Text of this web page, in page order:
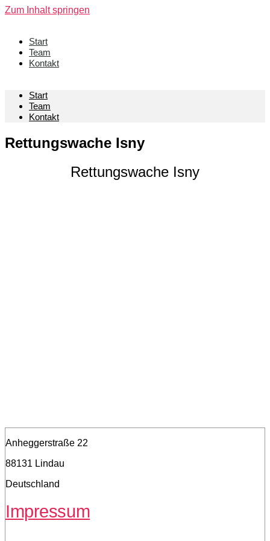
Zum Inhalt springen
Start
Team
Kontakt
Start
Team
Kontakt
Rettungswache Isny
Rettungswache Isny
Anheggerstraße 22
88131 Lindau
Deutschland
Impressum